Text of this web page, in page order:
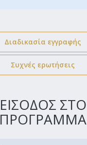
Διαδικασία εγγραφής
Συχνές ερωτήσεις
ΕΙΣΟΔΟΣ ΣΤΟ
ΠΡΟΓΡΑΜΜΑ